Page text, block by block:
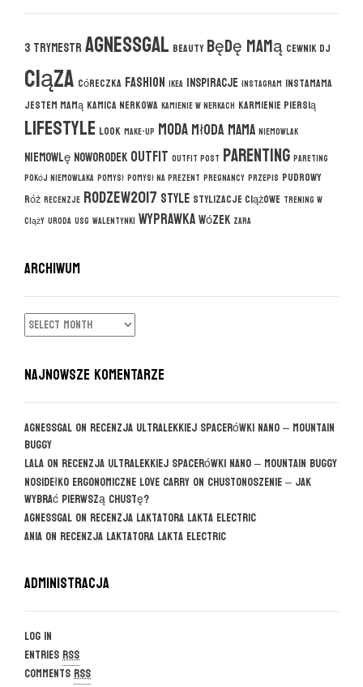
3 trymestragnessgal beauty będę mamą cewnik DJ
ciąza córeczka fashion ikea inspiracje instagram instamama
jestem mamą kamica nerkowa kamienie w nerkach karmienie piersią
lifestyle look make-up modamłoda mama niemowlak
niemowlęnoworodekoutfit outfit post parenting pareting
pokój niemowlaka pomysł pomysł na prezent pregnancy przepis pudrowy
róż recenzje rodzew2017 style stylizacje ciążowe trening w
ciąży uroda usg walentynki wyprawkawózek zara
ARCHIWUM
ARCHIWUM
NAJNOWSZE KOMENTARZE
agnessgal on Recenzja ultralekkiej spacerówki Nano – Mountain
Buggy
Lala on Recenzja ultralekkiej spacerówki Nano – Mountain Buggy
Nosidełko ergonomiczne Love Carry on CHUSTONOSZENIE – jak
wybrać pierwszą chustę?
agnessgal on Recenzja laktatora Lakta Electric
Ania on Recenzja laktatora Lakta Electric
Administracja
Log in
EntriesRSS
CommentsRSS